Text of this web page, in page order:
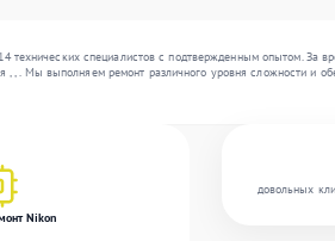
специалистов с подтвержденным опытом. За
, , . Мы выполняем ремонт различного уровня сложности и
Nikon
довольных